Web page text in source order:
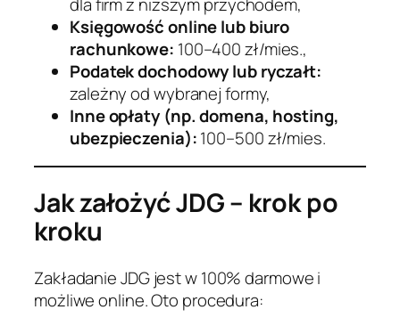
Księgowość online lub biuro
rachunkowe: 100–400 zł/mies.,
Podatek dochodowy lub ryczałt:
zależny od wybranej formy,
Inne opłaty (np. domena, hosting,
ubezpieczenia):100–500 zł/mies.
Jak założyć JDG – krok po
kroku
Zakładanie JDG jest w 100% darmowe i
możliwe online. Oto procedura: